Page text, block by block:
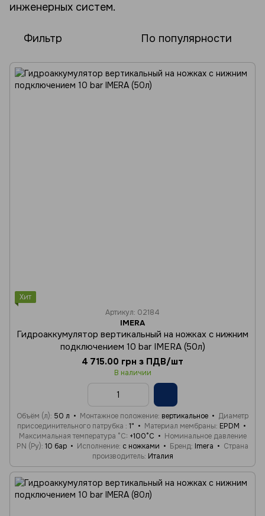
инженерных систем.
Фильтр По популярности
Хит
Артикул: 02184
IMERA
Гидроаккумулятор вертикальный на ножках с нижним
подключением 10 bar IMERA (50л)
4 715.00 грн з ПДВ/шт
В наличии
Объём (л) 50 л Монтажное положение вертикальное
Диаметр
присоединительного патрубка
1" Материал мембраны EPDM
Максимальная температура °C +100°C
Номинальное давление
PN (Ру) 10 бар Исполнение с ножками Бренд Imera
Страна
производитель Италия